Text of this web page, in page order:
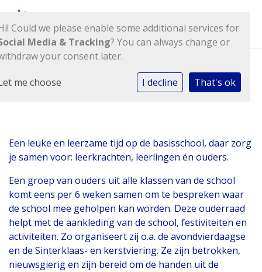
Ouderraad
Een leuke en leerzame tijd op de basisschool, daar zorg
je samen voor: leerkrachten, leerlingen én ouders.
Een groep van ouders uit alle klassen van de school
komt eens per 6 weken samen om te bespreken waar
de school mee geholpen kan worden. Deze ouderraad
helpt met de aankleding van de school, festiviteiten en
activiteiten. Zo organiseert zij o.a. de avondvierdaagse
en de Sinterklaas- en kerstviering. Ze zijn betrokken,
nieuwsgierig en zijn bereid om de handen uit de
Could we please enable some additional services for
Media & Tracking? You can always change or
your consent later.
me choose I decline That's ok